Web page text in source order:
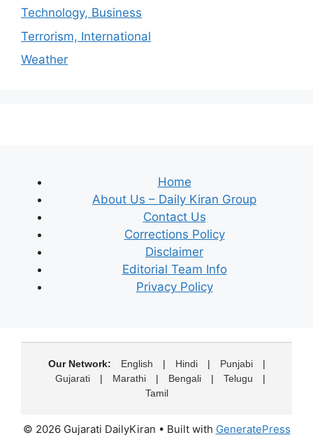
Technology, Business
Terrorism, International
Weather
Home
About Us – Daily Kiran Group
Contact Us
Corrections Policy
Disclaimer
Editorial Team Info
Privacy Policy
Our Network: English | Hindi | Punjabi
|
Gujarati
| Marathi | Bengali | Telugu
|
Tamil
© 2026 Gujarati DailyKiran • Built with GeneratePress